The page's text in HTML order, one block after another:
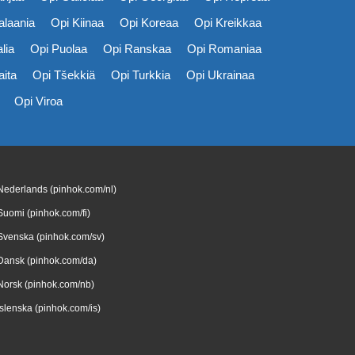
Opi Kiinaa Opi Koreaa
Opi Kreikkaa
Opi Puolaa Opi Ranskaa
Opi Romaniaa
Opi Tšekkiä Opi Turkkia
Opi Ukrainaa
Opi Viroa
(pinhok.com/nl)
(pinhok.com/fi)
(pinhok.com/sv)
(pinhok.com/da)
(pinhok.com/nb)
(pinhok.com/is)